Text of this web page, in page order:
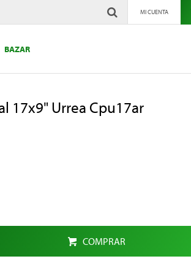
BAZAR
17x9" Urrea Cpu17ar
COMPRAR